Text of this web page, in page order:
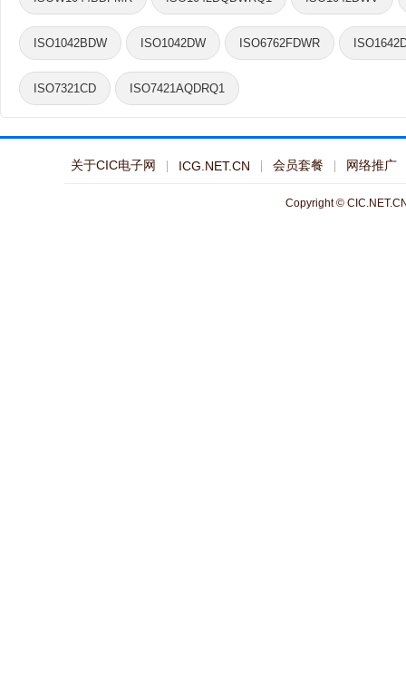
ISO1042BDW ISO1042DW ISO6762FDWR
ISO7321CD ISO7421AQDRQ1
关于CIC电子网 ICG.NET.CN 会员套餐 网络推广
Copyright ©